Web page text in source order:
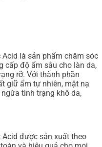
là sản phẩm chăm sóc
cấp độ ẩm sâu cho làn da,
rỡ. Với thành phần
giữ ẩm tự nhiên, mặt nạ
tình trạng khô da,
được sản xuất theo